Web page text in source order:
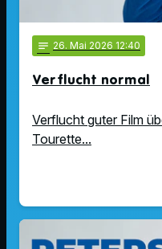
notes 26. Mai 2026 12:40
Verflucht normal
Verflucht guter Film
Tourette...